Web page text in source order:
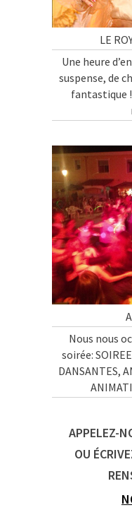
LE
Une heure
suspense, de
fantastique
Nous nous
soirée:
DANSANTES,
APPELEZ-
OU